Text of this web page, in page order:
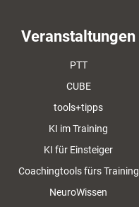
Veranstaltungen
PTT
CUBE
tools+tipps
KI im Training
KI für Einsteiger
Coachingtools fürs Training
NeuroWissen